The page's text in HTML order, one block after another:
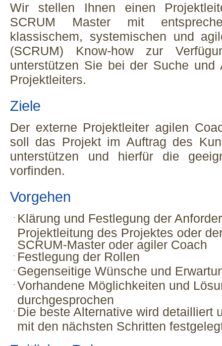
Wir stellen Ihnen einen
SCRUM Master mit
klassischem, systemischen und
(SCRUM) Know-how zur
unterstützen Sie bei der Suche und
Projektleiters.
Ziele
Der externe Projektleiter agilen
soll das Projekt im Auftrag des
unterstützen und hierfür die
vorfinden.
Vorgehen
Klärung und Festlegung der
Projektleitung des Projektes oder
SCRUM-Master oder agiler Coach
Festlegung der Rollen
Gegenseitige Wünsche und
Vorhandene Möglichkeiten und
durchgesprochen
Die beste Alternative wird detailliert
mit den nächsten Schritten